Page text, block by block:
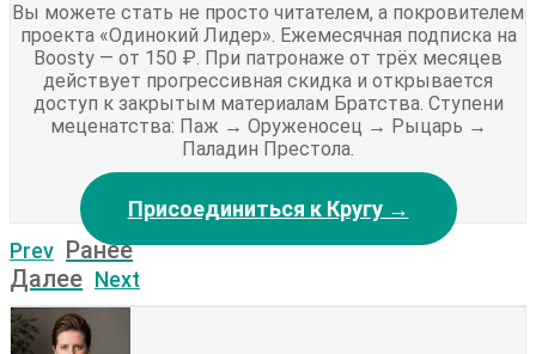
Вы можете стать не просто читателем, а покровителем
проекта «Одинокий Лидер». Ежемесячная подписка на
Boosty — от 150 ₽. При патронаже от трёх месяцев
действует прогрессивная скидка и открывается
доступ к закрытым материалам Братства. Ступени
меценатства: Паж → Оруженосец → Рыцарь →
Паладин Престола.
Присоединиться к Кругу →
Prev
Ранее
Далее Next